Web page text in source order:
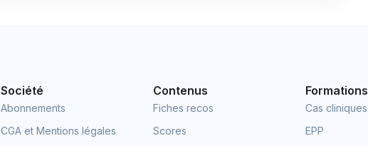
Société
Abonnements
CGA et Mentions légales
Contenus
Fiches recos
Scores
Formations
Cas cliniques
EPP